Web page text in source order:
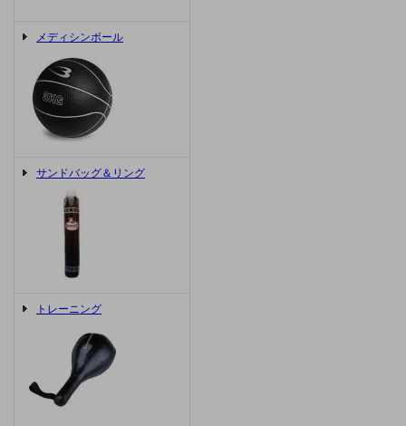
メディシンボール
サンドバッグ＆リング
トレーニング